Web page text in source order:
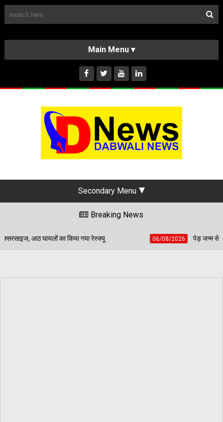
HOME
ABOUT US
INSTAGRAM
Secondary Menu
Breaking News
रेस्क्यू 06/08/2026 पेड़ जन्म से मरण तक निभाते हैं साथ, बच्चों की